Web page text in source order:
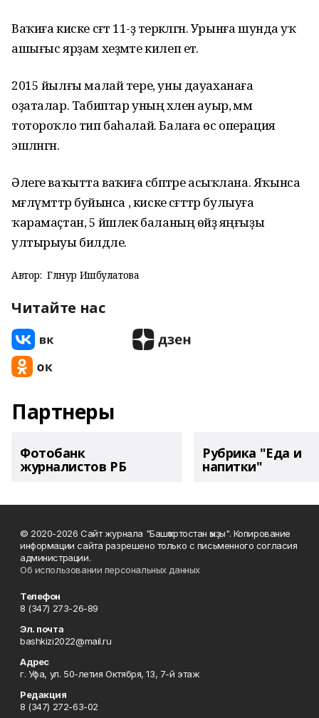
Ваҡиға киске сәғәт 11-ҙә теркәлгән. Урынға шунда уҡ
ашығыс ярҙам хеҙмәте килеп етә.
2015 йылғы малай тере, уны дауаханаға
оҙаталар. Табиптар уның хәлен ауыр, әммә
тотороҡло тип баһалай. Балаға өс операция
эшләнгән.
Әлеге ваҡытта ваҡиға сәбәптәре асыҡлана. Яҡынса
мәғлүмәттәр буйынса , киске сәғәттәр булыуға
ҡарамаҫтан, 5 йәшлек баланың өйҙә яңғыҙы
ултырыуы билдәле.
Автор: Гөлнур Ишбулатова
Читайте нас
Партнеры
Фотобанк
журналистов РБ
Рубрика "Еда и
напитки"
© 2020-2026 Сайт журнала "Башҡортостан ҡыҙы". Копирование
информации сайта разрешено только с письменного согласия
администрации.
Об использовании персональных данных
Телефон
8 (347) 273-26-89
Эл. почта
bashkizi2022@mail.ru
Адрес
г. Уфа, ул. 50-летия Октября, 13, 7-й этаж
Редакция
8 (347) 272-63-02